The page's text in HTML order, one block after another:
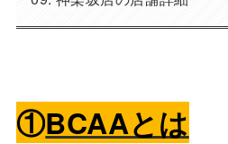
①BCAAとは